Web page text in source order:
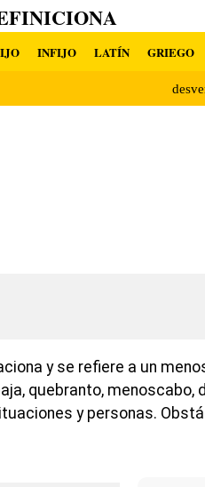
INFIJO LATÍN GRIEGO
y se refiere a un
quebranto, menoscabo,
y personas.